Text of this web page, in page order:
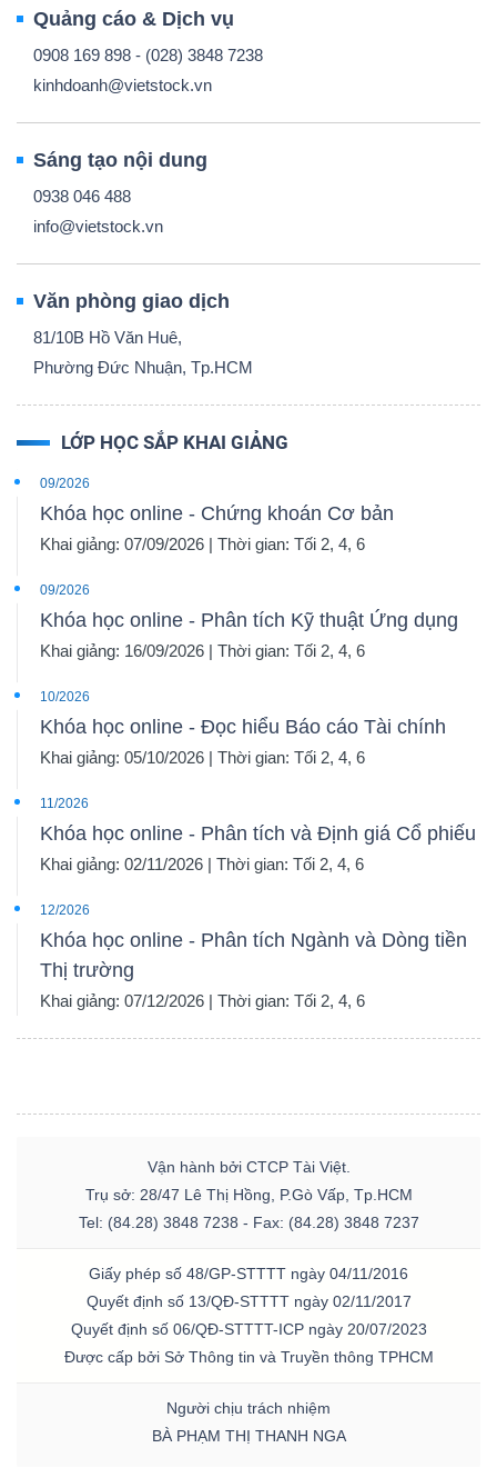
Quảng cáo & Dịch vụ
0908 169 898 - (028) 3848 7238
kinhdoanh@vietstock.vn
Sáng tạo nội dung
0938 046 488
info@vietstock.vn
Văn phòng giao dịch
81/10B Hồ Văn Huê,
Phường Đức Nhuận, Tp.HCM
LỚP HỌC SẮP KHAI GIẢNG
09/2026
Khóa học online - Chứng khoán Cơ bản
Khai giảng: 07/09/2026 | Thời gian: Tối 2, 4, 6
09/2026
Khóa học online - Phân tích Kỹ thuật Ứng dụng
Khai giảng: 16/09/2026 | Thời gian: Tối 2, 4, 6
10/2026
Khóa học online - Đọc hiểu Báo cáo Tài chính
Khai giảng: 05/10/2026 | Thời gian: Tối 2, 4, 6
11/2026
Khóa học online - Phân tích và Định giá Cổ phiếu
Khai giảng: 02/11/2026 | Thời gian: Tối 2, 4, 6
12/2026
Khóa học online - Phân tích Ngành và Dòng tiền
Thị trường
Khai giảng: 07/12/2026 | Thời gian: Tối 2, 4, 6
Vận hành bởi CTCP Tài Việt.
Trụ sở: 28/47 Lê Thị Hồng, P.Gò Vấp, Tp.HCM
Tel: (84.28) 3848 7238 - Fax: (84.28) 3848 7237
Giấy phép số 48/GP-STTTT ngày 04/11/2016
Quyết định số 13/QĐ-STTTT ngày 02/11/2017
Quyết định số 06/QĐ-STTTT-ICP ngày 20/07/2023
Được cấp bởi Sở Thông tin và Truyền thông TPHCM
Người chịu trách nhiệm
BÀ PHẠM THỊ THANH NGA